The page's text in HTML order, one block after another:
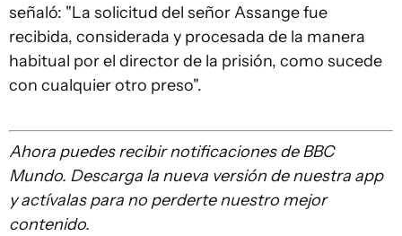
señaló: "La solicitud del señor Assange fue
recibida, considerada y procesada de la manera
habitual por el director de la prisión, como sucede
con cualquier otro preso".
Ahora puedes recibir notificaciones de BBC
Mundo. Descarga la nueva versión de nuestra app
y actívalas para no perderte nuestro mejor
contenido.